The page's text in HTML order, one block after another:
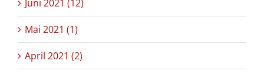
Juni 2021 (12)
Mai 2021 (1)
April 2021 (2)